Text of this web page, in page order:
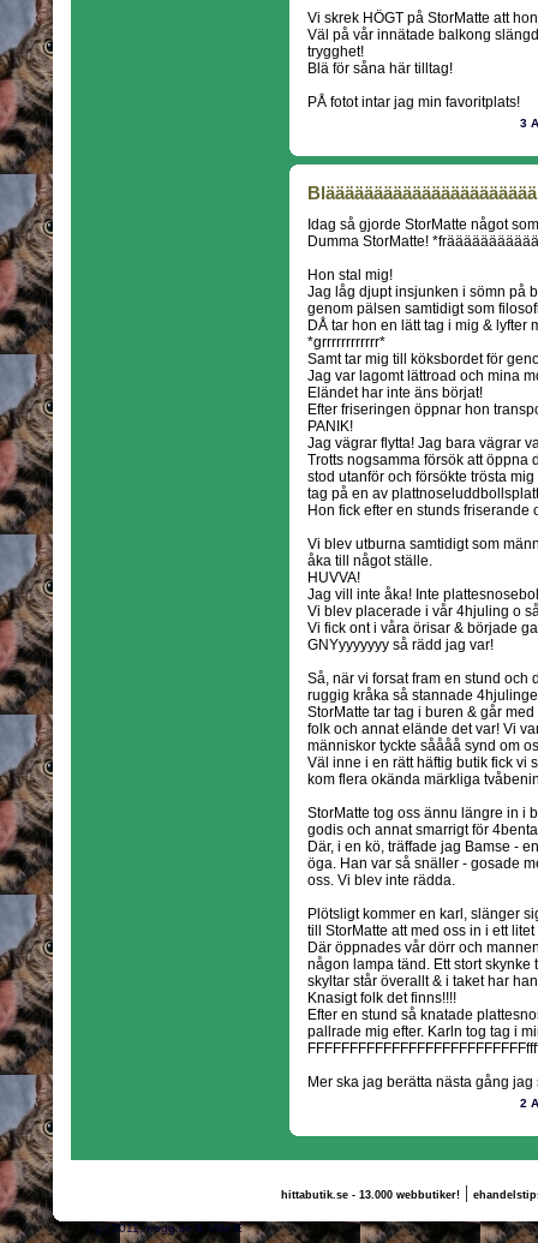
Vi skrek HÖGT på StorMatte att
Väl på vår innätade balkong
trygghet!
Blä för såna här tilltag!
PÅ fotot intar jag min favoritplats!
3
Blääääääääääääääääääääää
Idag så gjorde StorMatte något
Dumma StorMatte!
Hon stal mig!
Jag låg djupt insjunken i sömn på
genom pälsen samtidigt som
DÅ tar hon en lätt tag i mig & lyfter
*grrrrrrrrrrrr*
Samt tar mig till köksbordet för
Jag var lagomt lättroad och mina
Eländet har inte äns börjat!
Efter friseringen öppnar hon
PANIK!
Jag vägrar flytta! Jag bara vägrar
Trotts nogsamma försök att öppna
stod utanför och försökte trösta
tag på en av
Hon fick efter en stunds friserande
Vi blev utburna samtidigt som
åka till något ställe.
HUVVA!
Jag vill inte åka! Inte
Vi blev placerade i vår 4hjuling o
Vi fick ont i våra örisar & började
GNYyyyyyyy så rädd jag var!
Så, när vi forsat fram en stund och
ruggig kråka så stannade
StorMatte tar tag i buren & går
folk och annat elände det var! Vi
människor tyckte såååå synd om
Väl inne i en rätt häftig butik fick vi
kom flera okända märkliga
StorMatte tog oss ännu längre in i
godis och annat smarrigt för
Där, i en kö, träffade jag Bamse -
öga. Han var så snäller - gosade
oss. Vi blev inte rädda.
Plötsligt kommer en karl, slänger
till StorMatte att med oss in i ett litet
Där öppnades vår dörr och
någon lampa tänd. Ett stort
skyltar står överallt & i taket har
Knasigt folk det finns!!!!
Efter en stund så knatade
pallrade mig efter. Karln tog tag i
Mer ska jag berätta nästa gång
2
hittabutik.se - 13.000 webbutiker!|
(c) 2011, nogg.se & Ville E